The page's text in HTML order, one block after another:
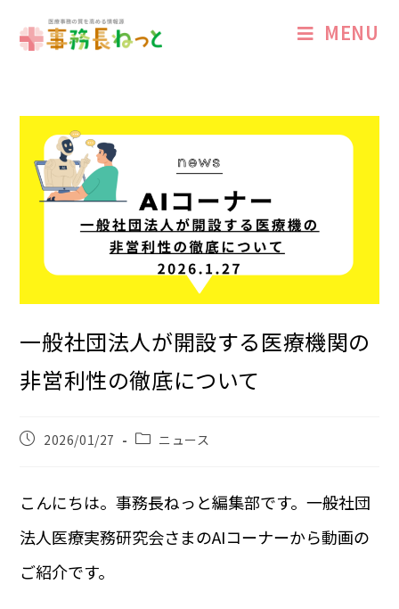
MENU
一般社団法人が開設する医療機関の
非営利性の徹底について
2026/01/27 ニュース
こんにちは。事務長ねっと編集部です。一般社団
法人医療実務研究会さまのAIコーナーから動画の
ご紹介です。